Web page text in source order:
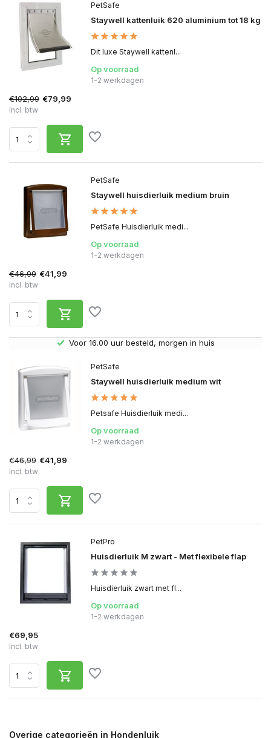
PetPro
Huisdierluik M zwart - Met flexibele flap
Huisdierluik zwart met fl...
Op voorraad
1-2 werkdagen
€69,95
Incl. btw
PetSafe
Staywell huisdierluik medium wit
Petsafe Huisdierluik medi...
Op voorraad
1-2 werkdagen
€46,99 €41,99
Incl. btw
Gratis verzending v.a. € 40,- (Alleen Nederland)
PetSafe
Staywell huisdierluik medium bruin
PetSafe Huisdierluik medi...
Op voorraad
1-2 werkdagen
€46,99 €41,99
Incl. btw
PetSafe
Staywell kattenluik 620 aluminium tot 18 kg
Dit luxe Staywell kattenl...
Op voorraad
1-2 werkdagen
€102,99 €79,99
Incl. btw
Overige categorieën in Hondenluik